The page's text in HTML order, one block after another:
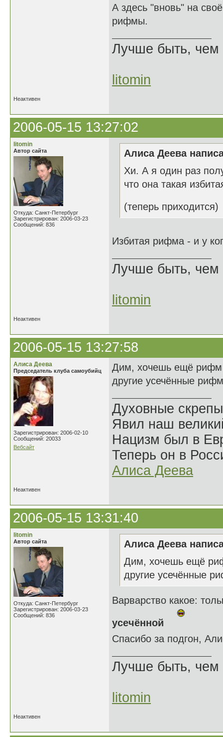
А здесь "вновь" на
рифмы.
Лучше быть, чем
litomin
Неактивен
2006-05-15 13:27:02
litomin
Автор сайта
Откуда: Санкт-Петербург
Зарегистрирован: 2006-03-23
Сообщений: 836
Алиса Деева
Хи. А я один раз
что она такая
(теперь приходится)
Избитая рифма - и у
Лучше быть, чем
litomin
Неактивен
2006-05-15 13:27:58
Алиса Деева
Председатель клуба самоубийц
Зарегистрирован: 2006-02-10
Сообщений: 20033
Вебсайт
Дим, хочешь ещё рифм
другие усечённые
Духовные
Явил наш
Нацизм был в
Теперь он в
Алиса Деева
Неактивен
2006-05-15 13:31:40
litomin
Автор сайта
Откуда: Санкт-Петербург
Зарегистрирован: 2006-03-23
Сообщений: 836
Алиса Деева
Дим, хочешь ещё
другие усечённые
Варварство какое:
усечённой
Спасибо за подгон,
Лучше быть, чем
litomin
Неактивен